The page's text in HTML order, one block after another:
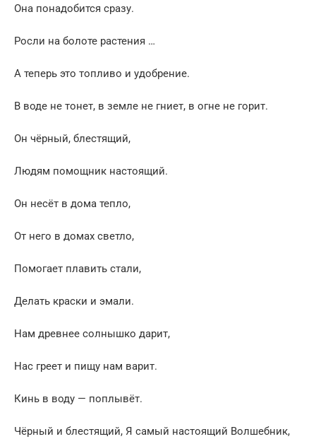
Она понадобится сразу.
Росли на болоте растения …
А теперь это топливо и удобрение.
В воде не тонет, в земле не гниет, в огне не горит.
Он чёрный, блестящий,
Людям помощник настоящий.
Он несёт в дома тепло,
От него в домах светло,
Помогает плавить стали,
Делать краски и эмали.
Нам древнее солнышко дарит,
Нас греет и пищу нам варит.
Кинь в воду — поплывёт.
Чёрный и блестящий, Я самый настоящий Волшебник,